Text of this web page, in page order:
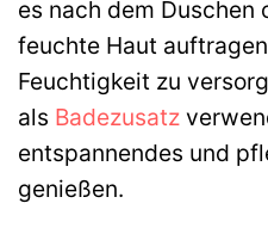
es nach dem Duschen
feuchte Haut
Feuchtigkeit zu
als Badezusatz
entspannendes und
genießen.